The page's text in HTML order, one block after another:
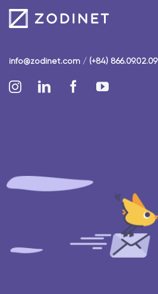
info@zodinet.com/ (+84) 866.09.02.09